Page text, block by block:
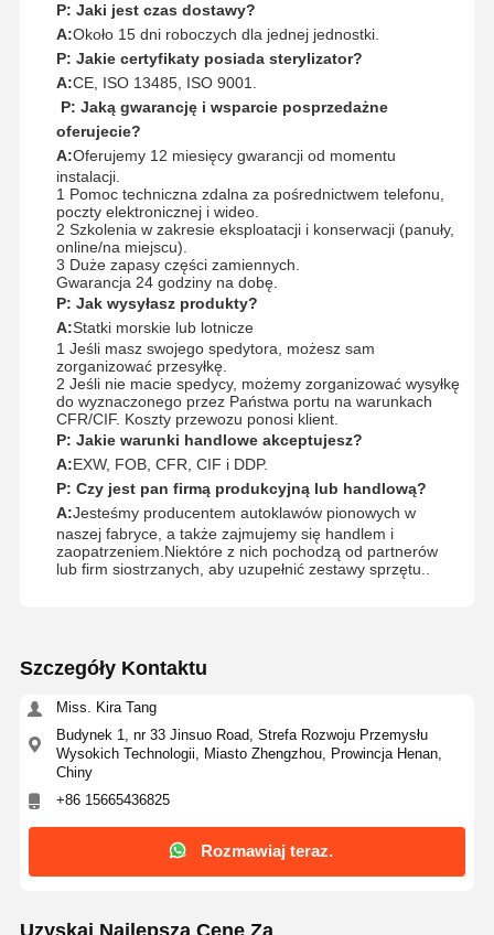
P: Jaki jest czas dostawy?
A:Około 15 dni roboczych dla jednej jednostki.
P: Jakie certyfikaty posiada sterylizator?
A:CE, ISO 13485, ISO 9001.
P: Jaką gwarancję i wsparcie posprzedażne
oferujecie?
A:Oferujemy 12 miesięcy gwarancji od momentu
instalacji.
1 Pomoc techniczna zdalna za pośrednictwem telefonu,
poczty elektronicznej i wideo.
2 Szkolenia w zakresie eksploatacji i konserwacji (panuły,
online/na miejscu).
3 Duże zapasy części zamiennych.
Gwarancja 24 godziny na dobę.
P: Jak wysyłasz produkty?
A:Statki morskie lub lotnicze
1 Jeśli masz swojego spedytora, możesz sam
zorganizować przesyłkę.
2 Jeśli nie macie spedycy, możemy zorganizować wysyłkę
do wyznaczonego przez Państwa portu na warunkach
CFR/CIF. Koszty przewozu ponosi klient.
P: Jakie warunki handlowe akceptujesz?
A:EXW, FOB, CFR, CIF i DDP.
P: Czy jest pan firmą produkcyjną lub handlową?
A:Jesteśmy producentem autoklawów pionowych w
naszej fabryce, a także zajmujemy się handlem i
zaopatrzeniem.Niektóre z nich pochodzą od partnerów
lub firm siostrzanych, aby uzupełnić zestawy sprzętu..
Szczegóły Kontaktu
Miss. Kira Tang
Budynek 1, nr 33 Jinsuo Road, Strefa Rozwoju Przemysłu
Wysokich Technologii, Miasto Zhengzhou, Prowincja Henan,
Chiny
+86 15665436825
Rozmawiaj teraz.